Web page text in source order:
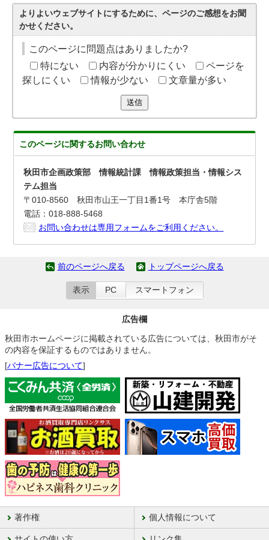
よりよいウェブサイトにするために、ページのご感想をお聞
かせください。
このページに問題点はありましたか?
特にない
内容が分かりにくい
ページを
探しにくい
情報が少ない 文章量が多い
送信
このページに関するお問い合わせ
秋田市企画政策部 情報統計課 情報政策担当・情報シス
テム担当
〒010-8560 秋田市山王一丁目1番1号 本庁舎5階
電話：018-888-5468
お問い合わせは専用フォームをご利用ください。
前のページへ戻る トップページへ戻る
表示 PC スマートフォン
広告欄
秋田市ホームページに掲載されている広告については、秋田市がそ
の内容を保証するものではありません。
[バナー広告について]
著作権 個人情報について